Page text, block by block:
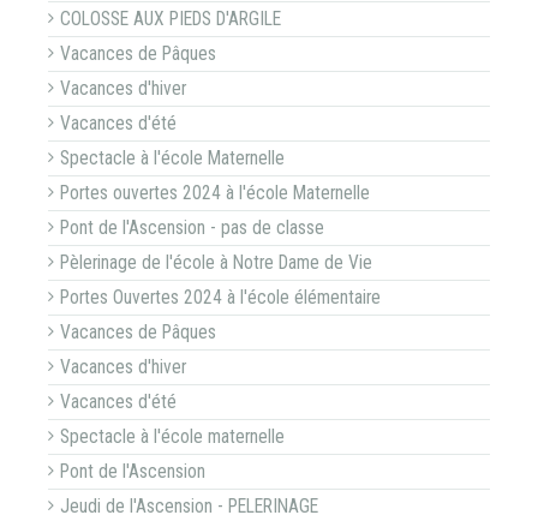
COLOSSE AUX PIEDS D'ARGILE
Vacances de Pâques
Vacances d'hiver
Vacances d'été
Spectacle à l'école Maternelle
Portes ouvertes 2024 à l'école Maternelle
Pont de l'Ascension - pas de classe
Pèlerinage de l'école à Notre Dame de Vie
Portes Ouvertes 2024 à l'école élémentaire
Vacances de Pâques
Vacances d'hiver
Vacances d'été
Spectacle à l'école maternelle
Pont de l'Ascension
Jeudi de l'Ascension - PELERINAGE